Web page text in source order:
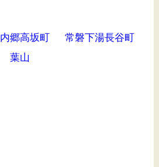
内郷高坂町
常磐下湯長谷町
葉山